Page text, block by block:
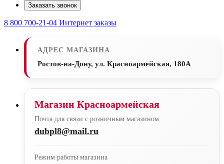
Заказать звонок
8 800 700-21-04 Интернет заказы
АДРЕС МАГАЗИНА
Ростов-на-Дону, ул. Красноармейская, 180А
Магазин Красноармейская
Почта для связи с розничным магазином
dubpl8@mail.ru
Режим работы магазина